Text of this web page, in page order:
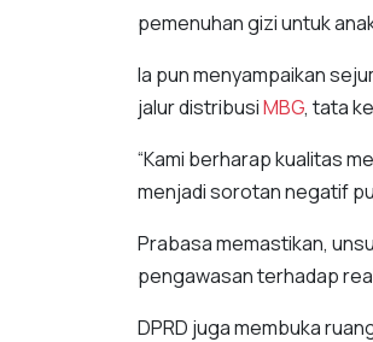
pemenuhan gizi untuk
Ia pun menyampaikan
jalur distribusiMBG, tata
“Kami berharap kualitas
menjadi sorotan negatif
Prabasa memastikan,
pengawasan terhadap
DPRD juga membuka